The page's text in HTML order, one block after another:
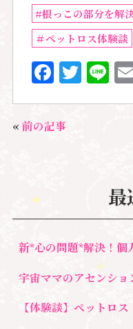
#根っこの部分を解
＃ペットロス体験談
F
a
c
e
k
T
w
Li
n
« 前の記事
最